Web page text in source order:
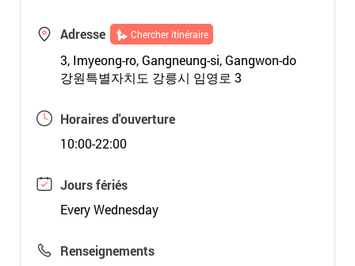
Adresse Chercher itinéraire
3, Imyeong-ro, Gangneung-si, Gangwon-do
강원특별자치도 강릉시 임영로 3
Horaires d'ouverture
10:00-22:00
Jours fériés
Every Wednesday
Renseignements